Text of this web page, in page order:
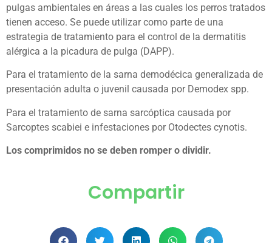
pulgas ambientales en áreas a las cuales los perros tratados
tienen acceso. Se puede utilizar como parte de una
estrategia de tratamiento para el control de la dermatitis
alérgica a la picadura de pulga (DAPP).
Para el tratamiento de la sarna demodécica generalizada de
presentación adulta o juvenil causada por Demodex spp.
Para el tratamiento de sarna sarcóptica causada por
Sarcoptes scabiei e infestaciones por Otodectes cynotis.
Los comprimidos no se deben romper o dividir.
Compartir